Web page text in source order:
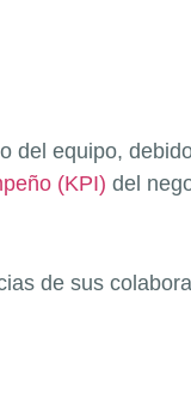
del equipo,
(KPI) del
de sus